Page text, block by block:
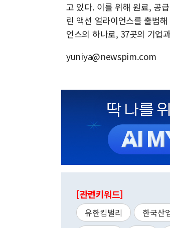
고 있다. 이를 위해 원료, 공
린 액션 얼라이언스를 출범
언스의 하나로, 37곳의 기업
yuniya@newspim.com
[관련키워드]
유한킴벌리 한국산